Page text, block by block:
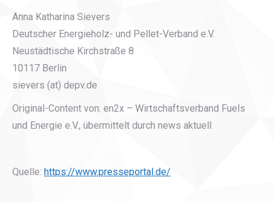
Anna Katharina Sievers
Deutscher Energieholz- und Pellet-Verband e.V.
Neustädtische Kirchstraße 8
10117 Berlin
sievers (at) depv.de
Original-Content von: en2x – Wirtschaftsverband Fuels
und Energie e.V., übermittelt durch news aktuell
Quelle: https://www.presseportal.de/